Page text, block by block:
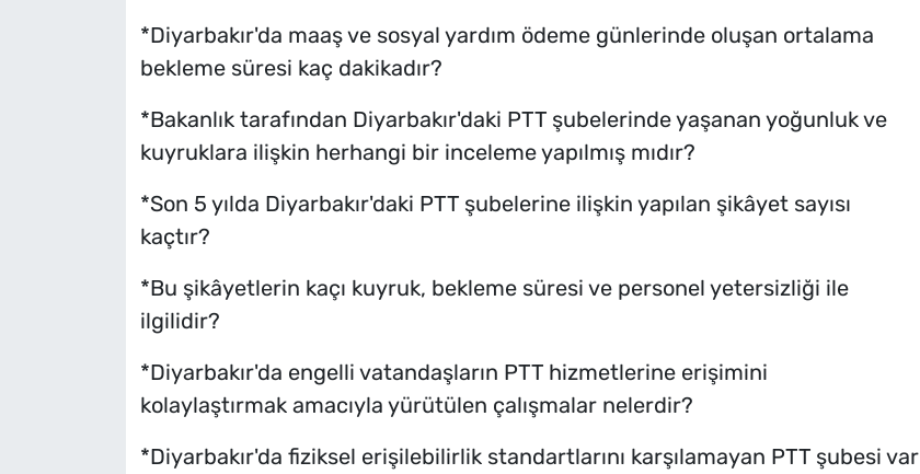
*Diyarbakır'da maaş ve sosyal yardım ödeme günlerinde oluşan ortalama
bekleme süresi kaç dakikadır?
*Bakanlık tarafından Diyarbakır'daki PTT şubelerinde yaşanan yoğunluk ve
kuyruklara ilişkin herhangi bir inceleme yapılmış mıdır?
*Son 5 yılda Diyarbakır'daki PTT şubelerine ilişkin yapılan şikâyet sayısı
kaçtır?
*Bu şikâyetlerin kaçı kuyruk, bekleme süresi ve personel yetersizliği ile
ilgilidir?
*Diyarbakır'da engelli vatandaşların PTT hizmetlerine erişimini
kolaylaştırmak amacıyla yürütülen çalışmalar nelerdir?
*Diyarbakır'da fiziksel erişilebilirlik standartlarını karşılamayan PTT şubesi var